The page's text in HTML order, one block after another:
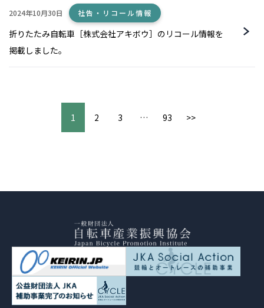
2024年10月30日 社告・リコール情報
折りたたみ自転車［株式会社アキボウ］のリコール情報を
掲載しました。
1 2 3 … 93 >>